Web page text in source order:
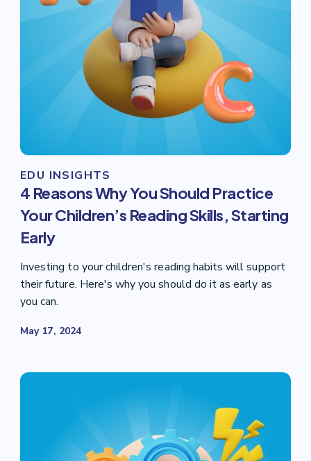
EDU INSIGHTS
4 Reasons Why You Should Practice
Your Children’s Reading Skills, Starting
Early
Investing to your children's reading habits will support
their future. Here's why you should do it as early as
you can.
May 17, 2024